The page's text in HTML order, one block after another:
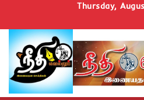
content
Thursday,
Homeசெய்திகள்
தமிழ்நாடு